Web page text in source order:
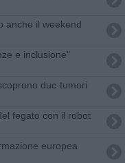
anche il weekend
e inclusione"
due tumori
fegato con il robot
europea